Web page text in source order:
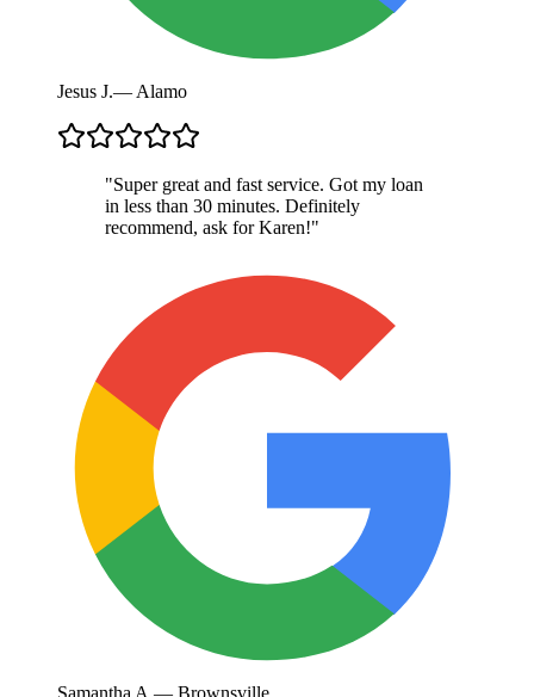
Jesus J.— Alamo
"Super great and fast service. Got my loan
in less than 30 minutes. Definitely
recommend, ask for Karen!"
Samantha A. — Brownsville